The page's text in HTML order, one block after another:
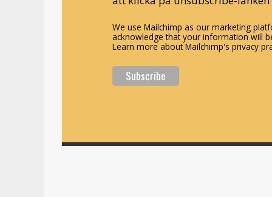
We use Mailchimp as our marketing
acknowledge that your information will
Learn more about Mailchimp's privacy